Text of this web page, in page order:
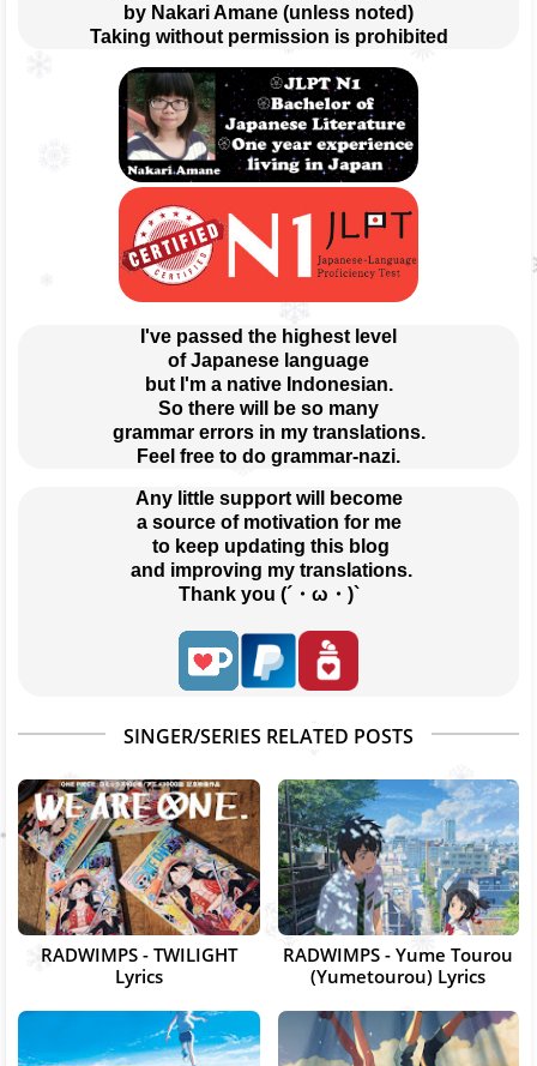
by Nakari Amane (unless noted)
Taking without permission is prohibited
I've passed the highest level
of Japanese language
but I'm a native Indonesian.
So there will be so many
grammar errors in my translations.
Feel free to do grammar-nazi.
Any little support will become
a source of motivation for me
to keep updating this blog
and improving my translations.
Thank you (´・ω・)`
SINGER/SERIES RELATED POSTS
RADWIMPS - TWILIGHT
Lyrics
RADWIMPS - Yume Tourou
(Yumetourou) Lyrics